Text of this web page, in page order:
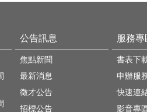
公告訊息
焦點新聞
最新消息
徵才公告
招標公告
服務專
書表下
申辦服
快速連
影音專